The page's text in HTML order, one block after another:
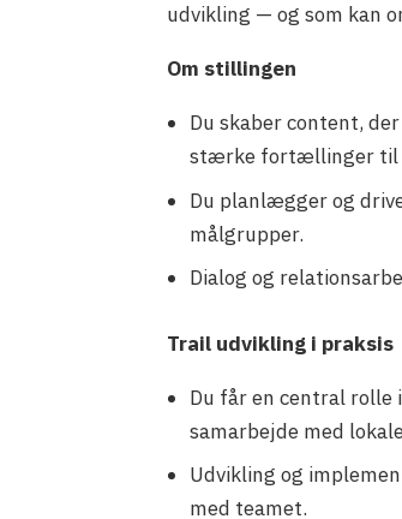
udvikling — og som kan
Om stillingen
Du skaber content,
stærke fortællinger til
Du planlægger og
målgrupper.
Dialog og
Trail udvikling i praksis
Du får en central
samarbejde med
Udvikling og
med teamet.